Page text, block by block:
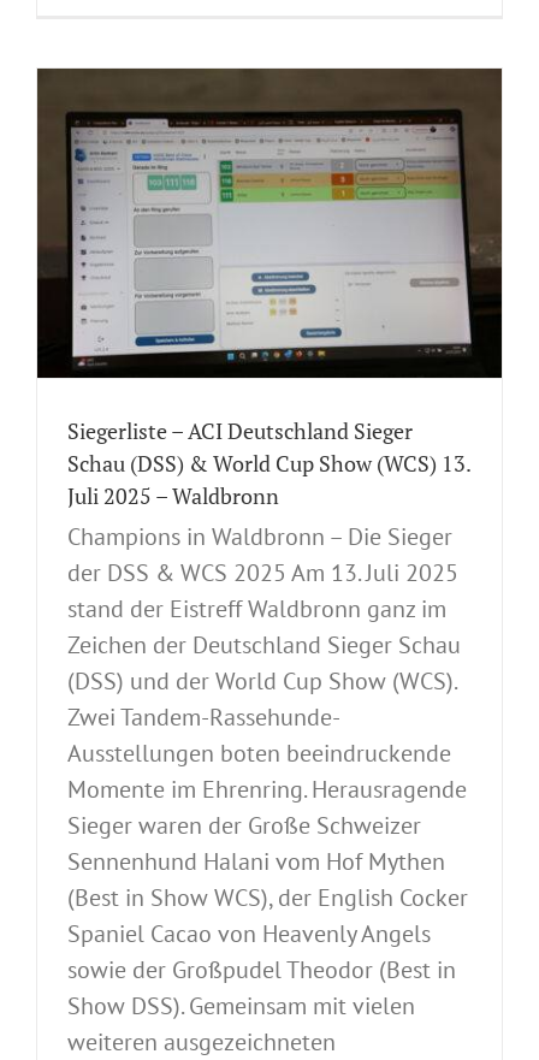
Siegerliste – ACI Deutschland Sieger
Schau (DSS) & World Cup Show (WCS) 13.
Juli 2025 – Waldbronn
Champions in Waldbronn – Die Sieger
der DSS & WCS 2025 Am 13. Juli 2025
stand der Eistreff Waldbronn ganz im
Zeichen der Deutschland Sieger Schau
(DSS) und der World Cup Show (WCS).
Zwei Tandem-Rassehunde-
Ausstellungen boten beeindruckende
Momente im Ehrenring. Herausragende
Sieger waren der Große Schweizer
Sennenhund Halani vom Hof Mythen
(Best in Show WCS), der English Cocker
Spaniel Cacao von Heavenly Angels
sowie der Großpudel Theodor (Best in
Show DSS). Gemeinsam mit vielen
weiteren ausgezeichneten